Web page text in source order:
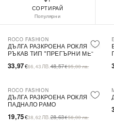
СОРТИРАЙ
Популярни
-30%
ROCO FASHION
ДЪЛГА РАЗКРОЕНА РОКЛЯ БЕЗ
РЪКАВ ТИП ''ПРЕГЪРНИ МЕ''
33,97€66,43 ЛВ.48,57€95,00лв.
-31%
ROCO FASHION
ДЪЛГА РАЗКРОЕНА РОКЛЯ С
ПАДНАЛО РАМО
19,75€38,62 ЛВ.28,63€56,00лв.